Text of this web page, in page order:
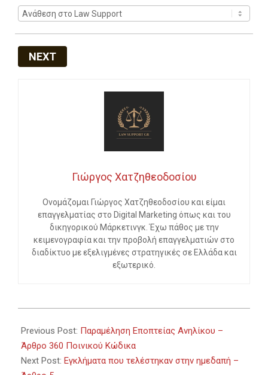
NEXT
Γιώργος Χατζηθεοδοσίου
Ονομάζομαι Γιώργος Χατζηθεοδοσίου και είμαι
επαγγελματίας στο Digital Marketing όπως και του
δικηγορικού Μάρκετινγκ. Έχω πάθος με την
κειμενογραφία και την προβολή επαγγελματιών στο
διαδίκτυο με εξελιγμένες στρατηγικές σε Ελλάδα και
εξωτερικό.
12-
22
Previous Post: Παραμέληση Εποπτείας Ανηλίκου –
Άρθρο 360 Ποινικού Κώδικα
Next Post: Εγκλήματα που τελέστηκαν στην ημεδαπή –